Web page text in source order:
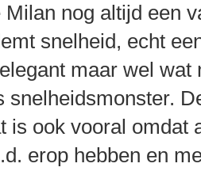
Milan nog altijd een
snelheid, echt
maar wel
snelheidsmonster.
is ook vooral omdat
erop hebben en